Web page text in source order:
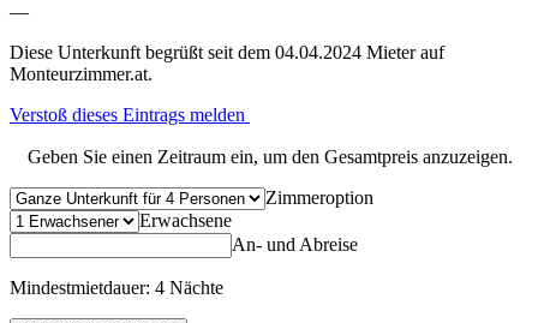
—
Diese Unterkunft begrüßt seit dem 04.04.2024 Mieter auf
Monteurzimmer.at.
Verstoß dieses Eintrags melden
Geben Sie einen Zeitraum ein, um den Gesamtpreis anzuzeigen.
Zimmeroption
Erwachsene
An- und Abreise
Mindestmietdauer: 4 Nächte